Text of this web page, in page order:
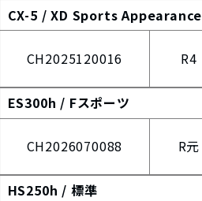
CX-5 /XD Sports Appearance
CH2025120016 R4
ES300h / Fスポーツ
CH2026070088 R元
HS250h / 標準